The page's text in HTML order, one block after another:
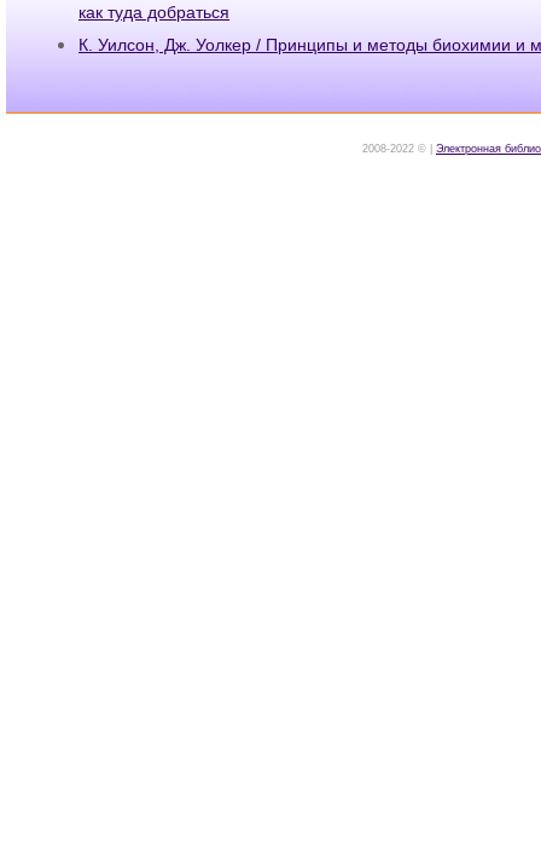
как туда добраться
К. Уилсон, Дж. Уолкер / Принципы и методы биохимии и
2008-2022 © | Электронная